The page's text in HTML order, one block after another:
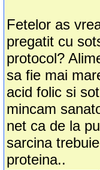
Fetelor as
pregatit cu
protocol?
sa fie mai
acid folic si
mincam
net ca de la
sarcina
proteina..